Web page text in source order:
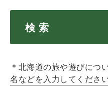
検 索
＊北海道の旅や遊びにつ
名などを入力してください